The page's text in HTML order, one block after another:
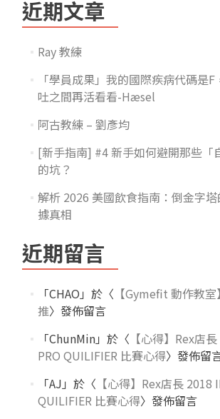
近期文章
Ray 教練
「學員成果」我的國際疾病代碼是
吐之間再活看看-Hæsel
阿古教練 – 劉彥均
[新手指南] #4 新手如何避開那些「
的坑？
解析 2026 美國飲食指南：倒金字
據真相
近期留言
「CHAO 」於〈 【Gymefit 動作教
推〉發佈留言
「ChunMin」於〈 【心得】Rex店
PRO QUILIFIER 比賽心得〉發佈留
「AJ 」於〈 【心得】Rex店長 2018
QUILIFIER 比賽心得〉發佈留言